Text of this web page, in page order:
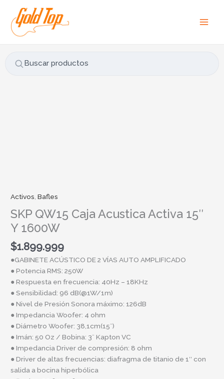
contenido
Buscar productos
u
s
Activos,Bafles
SKP QW15 Caja Acustica Activa 15″
Y 1600W
$1.899.999
●GABINETE ACÚSTICO DE 2 VÍAS AUTO AMPLIFICADO
● Potencia RMS: 250W
● Respuesta en frecuencia: 40Hz – 18KHz
● Sensibilidad: 96 dB(@1W/1m)
● Nivel de Presión Sonora máximo: 126dB
● Impedancia Woofer: 4 ohm
● Diámetro Woofer: 38,1cm(15¨)
● Imán: 50 Oz / Bobina: 3¨ Kapton VC
● Impedancia Driver de compresión: 8 ohm
● Driver de altas frecuencias: diafragma de titanio de 1″ con
salida a bocina hiperbólica
1600W